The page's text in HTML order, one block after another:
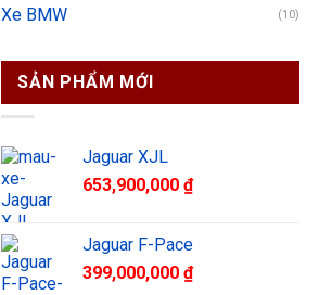
Xe BMW (10)
SẢN PHẨM MỚI
Jaguar XJL
653,900,000 ₫
Jaguar F-Pace
399,000,000 ₫